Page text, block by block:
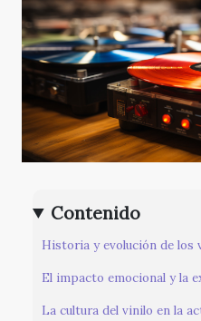
Contenido
Historia y evolución de los
El impacto emocional y la
La cultura del vinilo en la